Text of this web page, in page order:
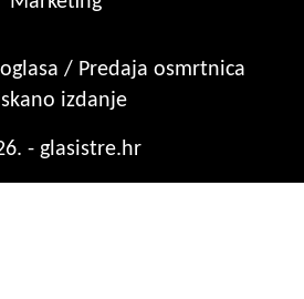
/ Predaja osmrtnica
izdanje
- glasistre.hr